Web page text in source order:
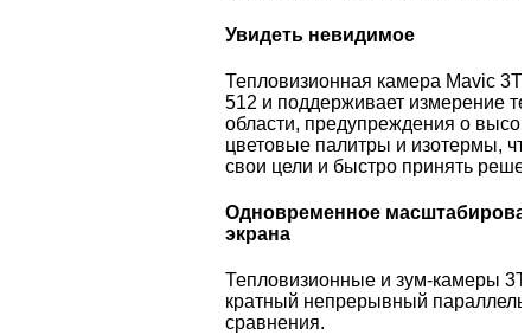
Увидеть невидимое
Тепловизионная камера Mavic
512 и поддерживает измерение
области, предупреждения о
цветовые палитры и изотермы,
свои цели и быстро принять
Одновременное
экрана
Тепловизионные и зум-камеры
кратный непрерывный
сравнения.